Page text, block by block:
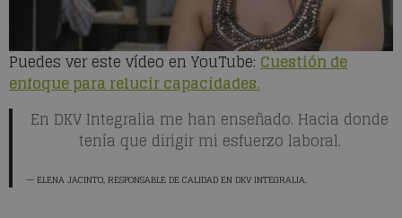
Puedes ver este vídeo en YouTube: Cuestión de
enfoque para relucir capacidades.
En DKV Integralia me han enseñado. Hacia donde
tenía que dirigir mi esfuerzo laboral.
ELENA JACINTO, RESPONSABLE DE CALIDAD EN DKV INTEGRALIA.